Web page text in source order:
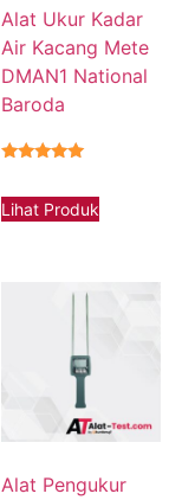
Alat Ukur Kadar
Air Kacang Mete
DMAN1 National
Baroda
Lihat Produk
Alat Pengukur